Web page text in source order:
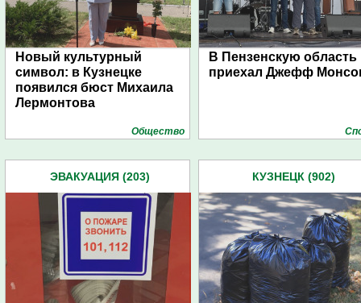
Новый культурный
символ: в Кузнецке
появился бюст Михаила
Лермонтова
Общество
В Пензенскую область
приехал Джефф
ЭВАКУАЦИЯ (203) КУЗНЕЦК (902)